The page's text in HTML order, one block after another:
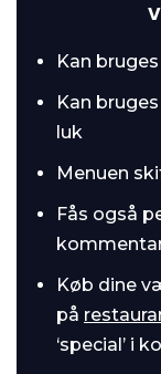
Kan
Kan
luk
Menuen
Fås også
Køb dine
på
‘special’ i